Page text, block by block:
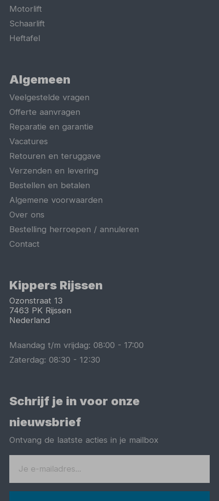
Motorlift
Schaarlift
Heftafel
Algemeen
Veelgestelde vragen
Offerte aanvragen
Reparatie en garantie
Vacatures
Retouren en teruggave
Verzenden en levering
Bestellen en betalen
Algemene voorwaarden
Over ons
Bestelling herroepen / annuleren
Contact
Kippers Rijssen
Ozonstraat 13
7463 PK Rijssen
Nederland
Maandag t/m vrijdag:08:00 -17:00
Zaterdag:08:30 -12:30
Schrijf je in voor onze
nieuwsbrief
Ontvang de laatste acties in je mailbox